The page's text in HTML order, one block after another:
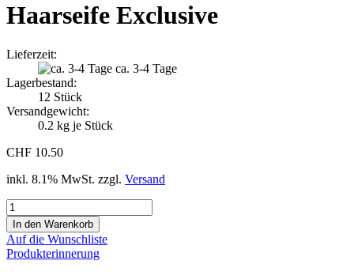
Haarseife Exclusive
Lieferzeit:
ca. 3-4 Tage
Lagerbestand:
12 Stück
Versandgewicht:
0.2 kg je Stück
CHF 10.50
inkl. 8.1% MwSt. zzgl. Versand
Auf die Wunschliste
Produkterinnerung